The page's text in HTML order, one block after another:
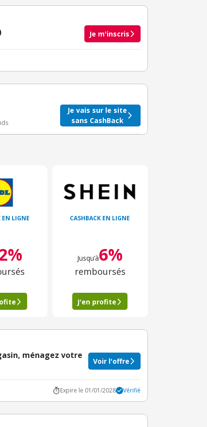
Je m'inscris
crédité après le téléchargement de l'alerte
Je vais sur le site
sans CashBack
EN LIGNE CASHBACK EN LIGNE
Jusqu’à6%
remboursés
J'en profite
ménagez votre
Voir l'offre
Expire le 01/01/2028 Vérifié